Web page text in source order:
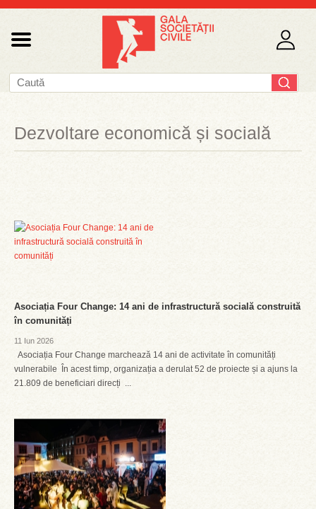
Dezvoltare economică și socială
Asociația Four Change: 14 ani de infrastructură socială construită
în comunități
11 Iun 2026
Asociația Four Change marchează 14 ani de activitate în comunități
vulnerabile În acest timp, organizația a derulat 52 de proiecte și a ajuns la
21.809 de beneficiari direcți ...